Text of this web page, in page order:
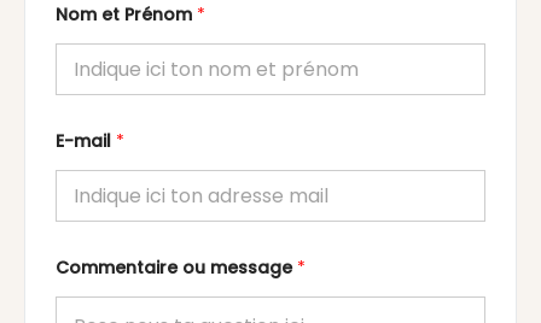
Nom et Prénom *
E-mail *
Commentaire ou message *